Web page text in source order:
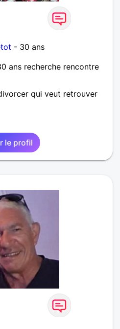
- 30 ans
ans recherche rencontre
qui veut retrouver
le profil